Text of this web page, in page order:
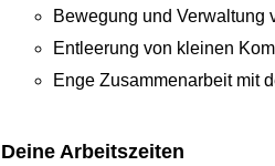
Bewegung und Verwaltung
Entleerung von kleinen
Enge Zusammenarbeit mit
Deine Arbeitszeiten